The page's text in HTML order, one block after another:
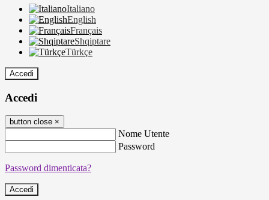
Italiano
English
Français
Shqiptare
Türkçe
Accedi
Accedi
button close ×
Nome Utente
Password
Password dimenticata?